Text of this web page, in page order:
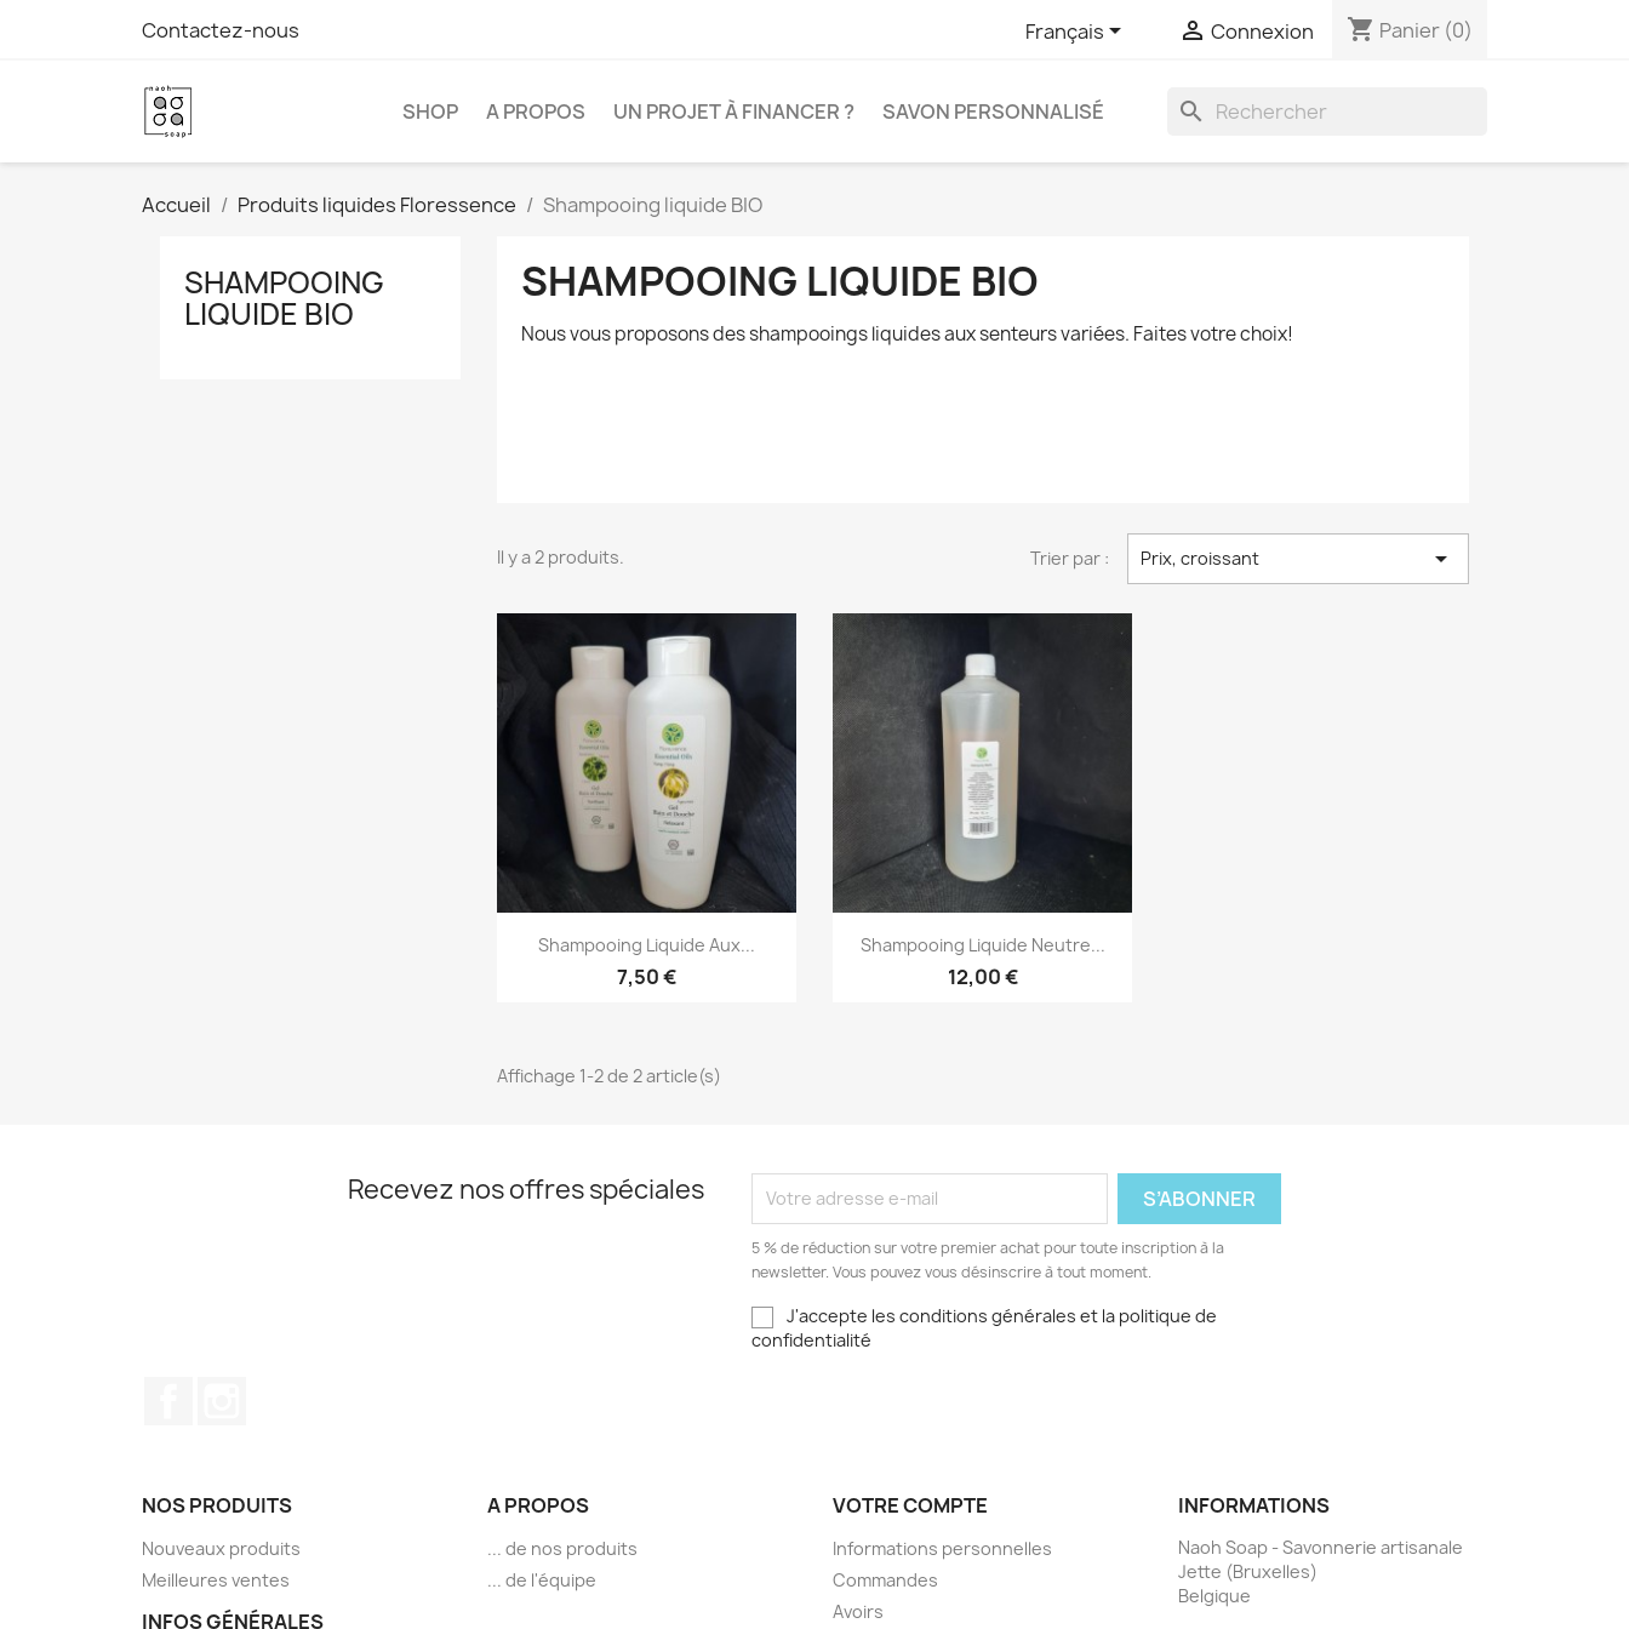
Contactez-nous Français  Connexion shopping_cart Panier (0)
SHOP A PROPOS UN PROJET À FINANCER ? SAVON PERSONNALISÉ search
Accueil Produits liquides Floressence Shampooing liquide BIO
SHAMPOOING
LIQUIDE BIO
SHAMPOOING LIQUIDE BIO
Nous vous proposons des shampooings liquides aux senteurs variées. Faites votre choix!
Il y a 2 produits. Trier par : Prix, croissant 
Aperçu rapide
Shampooing Liquide Aux...
7,50 €
Aperçu rapide
Shampooing Liquide Neutre...
12,00 €
Affichage 1-2 de 2 article(s)
Recevez nos offres spéciales
5 % de réduction sur votre premier achat pour toute inscription à la
newsletter. Vous pouvez vous désinscrire à tout moment.
J'accepte les conditions générales et la politique de
confidentialité
NOS PRODUITS
Nouveaux produits
Meilleures ventes
A PROPOS
... de nos produits
... de l'équipe
INFOS GÉNÉRALES
VOTRE COMPTE
Informations personnelles
Commandes
Avoirs
INFORMATIONS
Naoh Soap - Savonnerie artisanale
Jette (Bruxelles)
Belgique